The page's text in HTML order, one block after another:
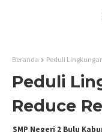
Beranda Peduli
Peduli
Reduce
SMP Negeri 2 Bulu